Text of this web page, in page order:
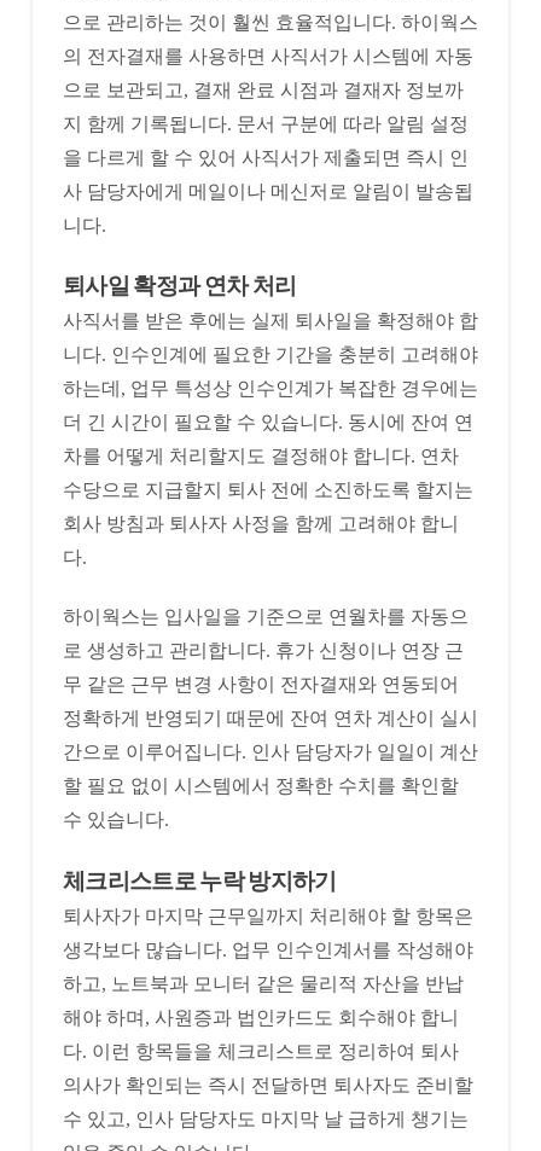
으로 관리하는 것이 훨씬 효율적입니다. 하이웍스
의 전자결재를 사용하면 사직서가 시스템에 자동
으로 보관되고, 결재 완료 시점과 결재자 정보까
지 함께 기록됩니다. 문서 구분에 따라 알림 설정
을 다르게 할 수 있어 사직서가 제출되면 즉시 인
사 담당자에게 메일이나 메신저로 알림이 발송됩
니다.
퇴사일 확정과 연차 처리
사직서를 받은 후에는 실제 퇴사일을 확정해야 합
니다. 인수인계에 필요한 기간을 충분히 고려해야
하는데, 업무 특성상 인수인계가 복잡한 경우에는
더 긴 시간이 필요할 수 있습니다. 동시에 잔여 연
차를 어떻게 처리할지도 결정해야 합니다. 연차
수당으로 지급할지 퇴사 전에 소진하도록 할지는
회사 방침과 퇴사자 사정을 함께 고려해야 합니
다.
하이웍스는 입사일을 기준으로 연월차를 자동으
로 생성하고 관리합니다. 휴가 신청이나 연장 근
무 같은 근무 변경 사항이 전자결재와 연동되어
정확하게 반영되기 때문에 잔여 연차 계산이 실시
간으로 이루어집니다. 인사 담당자가 일일이 계산
할 필요 없이 시스템에서 정확한 수치를 확인할
수 있습니다.
체크리스트로 누락 방지하기
퇴사자가 마지막 근무일까지 처리해야 할 항목은
생각보다 많습니다. 업무 인수인계서를 작성해야
하고, 노트북과 모니터 같은 물리적 자산을 반납
해야 하며, 사원증과 법인카드도 회수해야 합니
다. 이런 항목들을 체크리스트로 정리하여 퇴사
의사가 확인되는 즉시 전달하면 퇴사자도 준비할
수 있고, 인사 담당자도 마지막 날 급하게 챙기는